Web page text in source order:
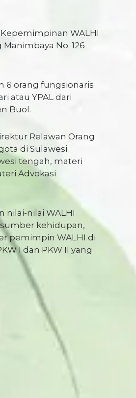
WALHI
No. 126
6 orang fungsionaris
atau YPAL dari
Buol.
Relawan Orang
di Sulawesi
tengah, materi
Advokasi
nilai-nilai WALHI
kehidupan,
pemimpin WALHI di
I dan PKW II yang